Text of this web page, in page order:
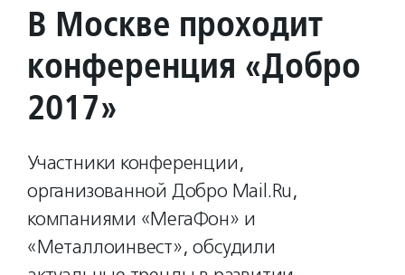
В Москве проходит
конференция «Добро
2017»
Участники конференции,
организованной Добро Mail.Ru,
компаниями «МегаФон» и
«Металлоинвест», обсудили